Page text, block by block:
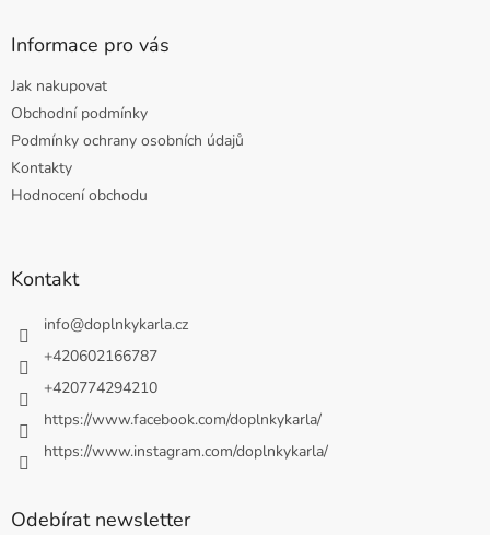
Informace pro vás
Jak nakupovat
Obchodní podmínky
Podmínky ochrany osobních údajů
Kontakty
Hodnocení obchodu
Kontakt
info@doplnkykarla.cz
+420602166787
+420774294210
https://www.facebook.com/doplnkykarla/
https://www.instagram.com/doplnkykarla/
Odebírat newsletter